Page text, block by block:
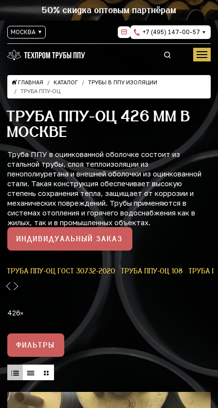
50% скидка оптовым партнёрам
МОСКВА +7 (495) 147-00-57
ГЛАВНАЯ КАТАЛОГ
ТРУБЫ В ППУ ИЗОЛЯЦИИ
ТРУБА ППУ-ОЦ
ТРУБА ППУ-ОЦ 426 ММ В
МОСКВЕ
Труба ППУ в оцинкованной оболочке состоит из
стальной трубы, слоя теплоизоляции из
пенополиуретана и внешней оболочки из оцинкованной
стали. Такая конструкция обеспечивает высокую
степень сохранения тепла, защищает от коррозии и
механических повреждений. Трубы применяются в
системах отопления и горячего водоснабжения как в
жилых, так и в промышленных объектах.
ИНДИВИДУАЛЬНЫЙ ЗАКАЗ
ТРУБА ППУ-ОЦ ГОСТ 30732-2020 ТРУБА ППУ-ОЦ 108 ТРУБА
426
ФИЛЬТРЫ